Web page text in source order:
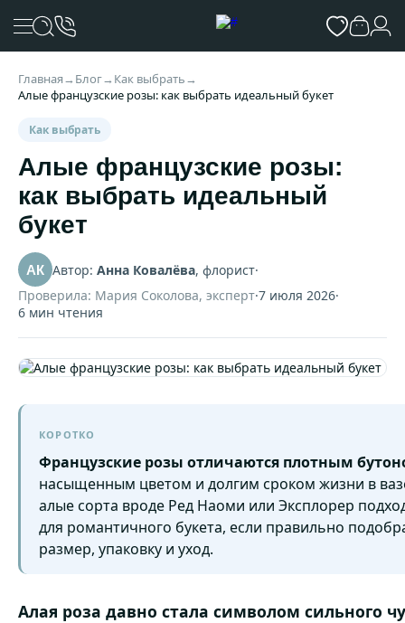
Главная→ Блог→ Как выбрать→
Алые французские розы: как выбрать идеальный букет
Как выбрать
Алые французские розы:
как выбрать идеальный
букет
АК Автор: Анна Ковалёва, флорист·
Проверила: Мария Соколова, эксперт·7 июля 2026·
6 мин чтения
КОРОТКО
Французские розы отличаются плотным
насыщенным цветом и долгим сроком жизни в
алые сорта вроде Ред Наоми или Эксплорер
для романтичного букета, если правильно
размер, упаковку и уход.
Алая роза давно стала символом сильного